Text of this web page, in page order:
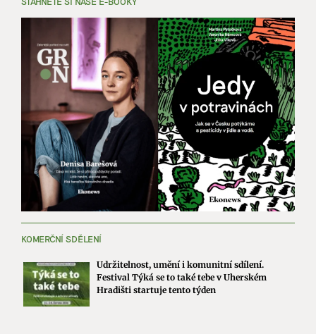
KOMERČNÍ SDĚLENÍ
Udržitelnost, umění i komunitní sdílení.
Festival Týká se to také tebe v Uherském
Hradišti startuje tento týden